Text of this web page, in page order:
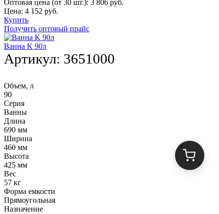
Оптовая цена (от 30 шт.): 3 806 руб.
Цена: 4 152 руб.
Купить
Получить оптовый прайс
Ванна K 90л
Артикул: 3651000
Объем, л
90
Серия
Ванны
Длина
690 мм
Ширина
460 мм
Высота
425 мм
Вес
57 кг
Форма емкости
Прямоугольная
Назначение